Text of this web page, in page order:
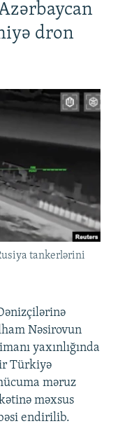
dron
tankerlərini
Nəsirovun
yaxınlığında
Türkiyə
məruz
məxsus
endirilib.